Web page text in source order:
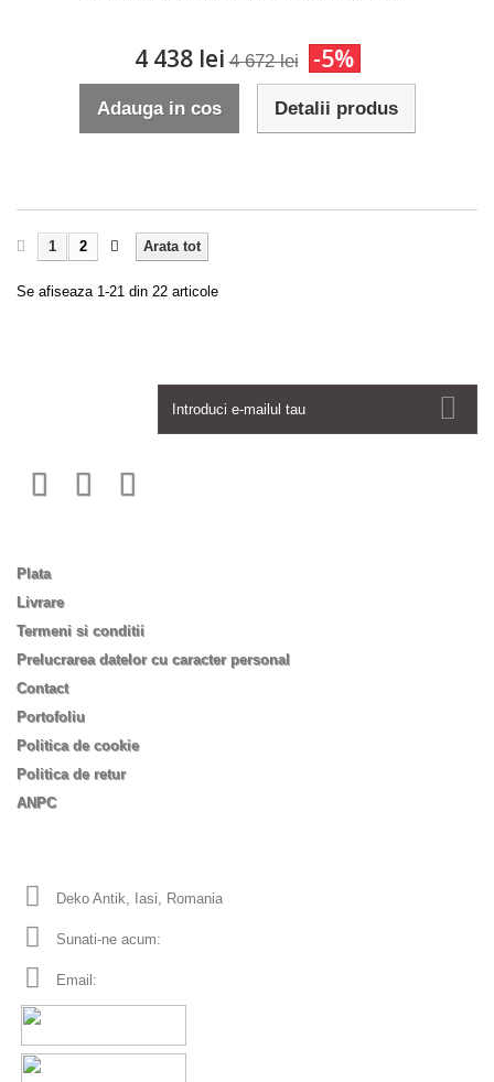
4 438 lei 4 672 lei -5%
Adauga in cos Detalii produs
Arata tot
1 2
Se afiseaza 1-21 din 22 articole
Plata
Livrare
Termeni si conditii
Prelucrarea datelor cu caracter personal
Contact
Portofoliu
Politica de cookie
Politica de retur
ANPC
Deko Antik, Iasi, Romania
Sunati-ne acum:
Email: